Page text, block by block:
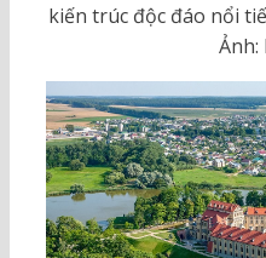
kiến trúc độc đáo nổi
Ảnh: